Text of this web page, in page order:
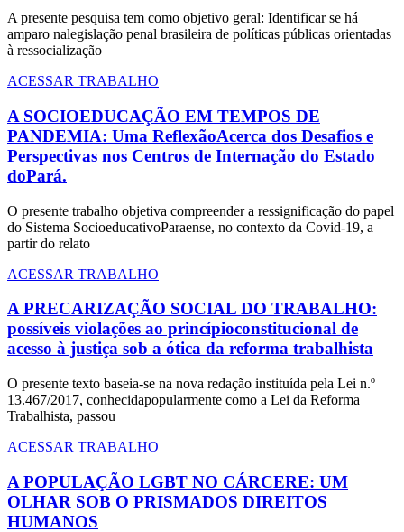
A presente pesquisa tem como objetivo geral: Identificar se há
amparo nalegislação penal brasileira de políticas públicas orientadas
à ressocialização
ACESSAR TRABALHO
A SOCIOEDUCAÇÃO EM TEMPOS DE
PANDEMIA: Uma ReflexãoAcerca dos Desafios e
Perspectivas nos Centros de Internação do Estado
doPará.
O presente trabalho objetiva compreender a ressignificação do papel
do Sistema SocioeducativoParaense, no contexto da Covid-19, a
partir do relato
ACESSAR TRABALHO
A PRECARIZAÇÃO SOCIAL DO TRABALHO:
possíveis violações ao princípioconstitucional de
acesso à justiça sob a ótica da reforma trabalhista
O presente texto baseia-se na nova redação instituída pela Lei n.º
13.467/2017, conhecidapopularmente como a Lei da Reforma
Trabalhista, passou
ACESSAR TRABALHO
A POPULAÇÃO LGBT NO CÁRCERE: UM
OLHAR SOB O PRISMADOS DIREITOS
HUMANOS